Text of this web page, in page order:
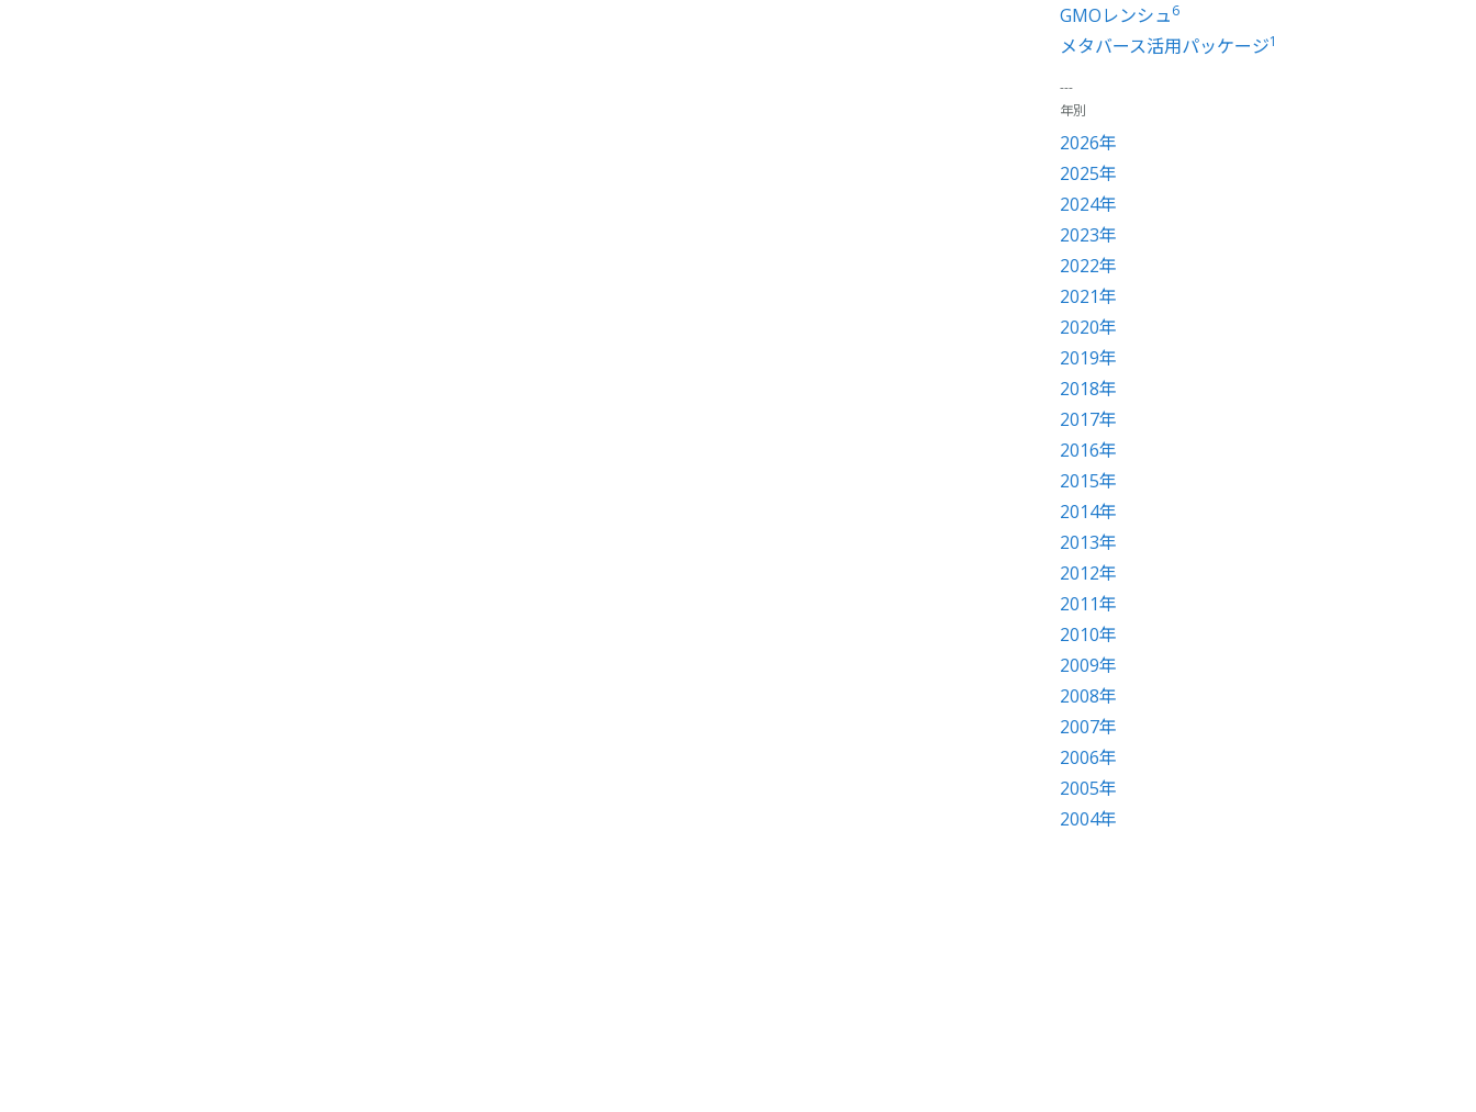
GMOレンシュ6
メタバース活用パッケージ1
年別
2026年
2025年
2024年
2023年
2022年
2021年
2020年
2019年
2018年
2017年
2016年
2015年
2014年
2013年
2012年
2011年
2010年
2009年
2008年
2007年
2006年
2005年
2004年